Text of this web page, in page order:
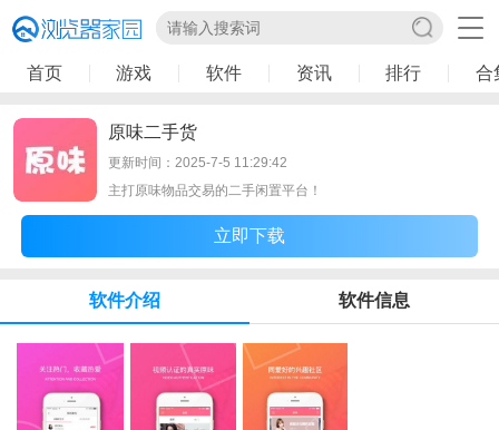
首页 游戏 软件 资讯 排行 合
原味二手货
更新时间：2025-7-5 11:29:42
主打原味物品交易的二手闲置平台！
立即下载
软件介绍 软件信息